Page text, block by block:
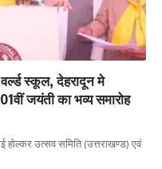
स्कूल, देहरादून मे
जयंती का भव्य समारोह
होल्कर उत्सव समिति (उत्तराखण्ड) एवं